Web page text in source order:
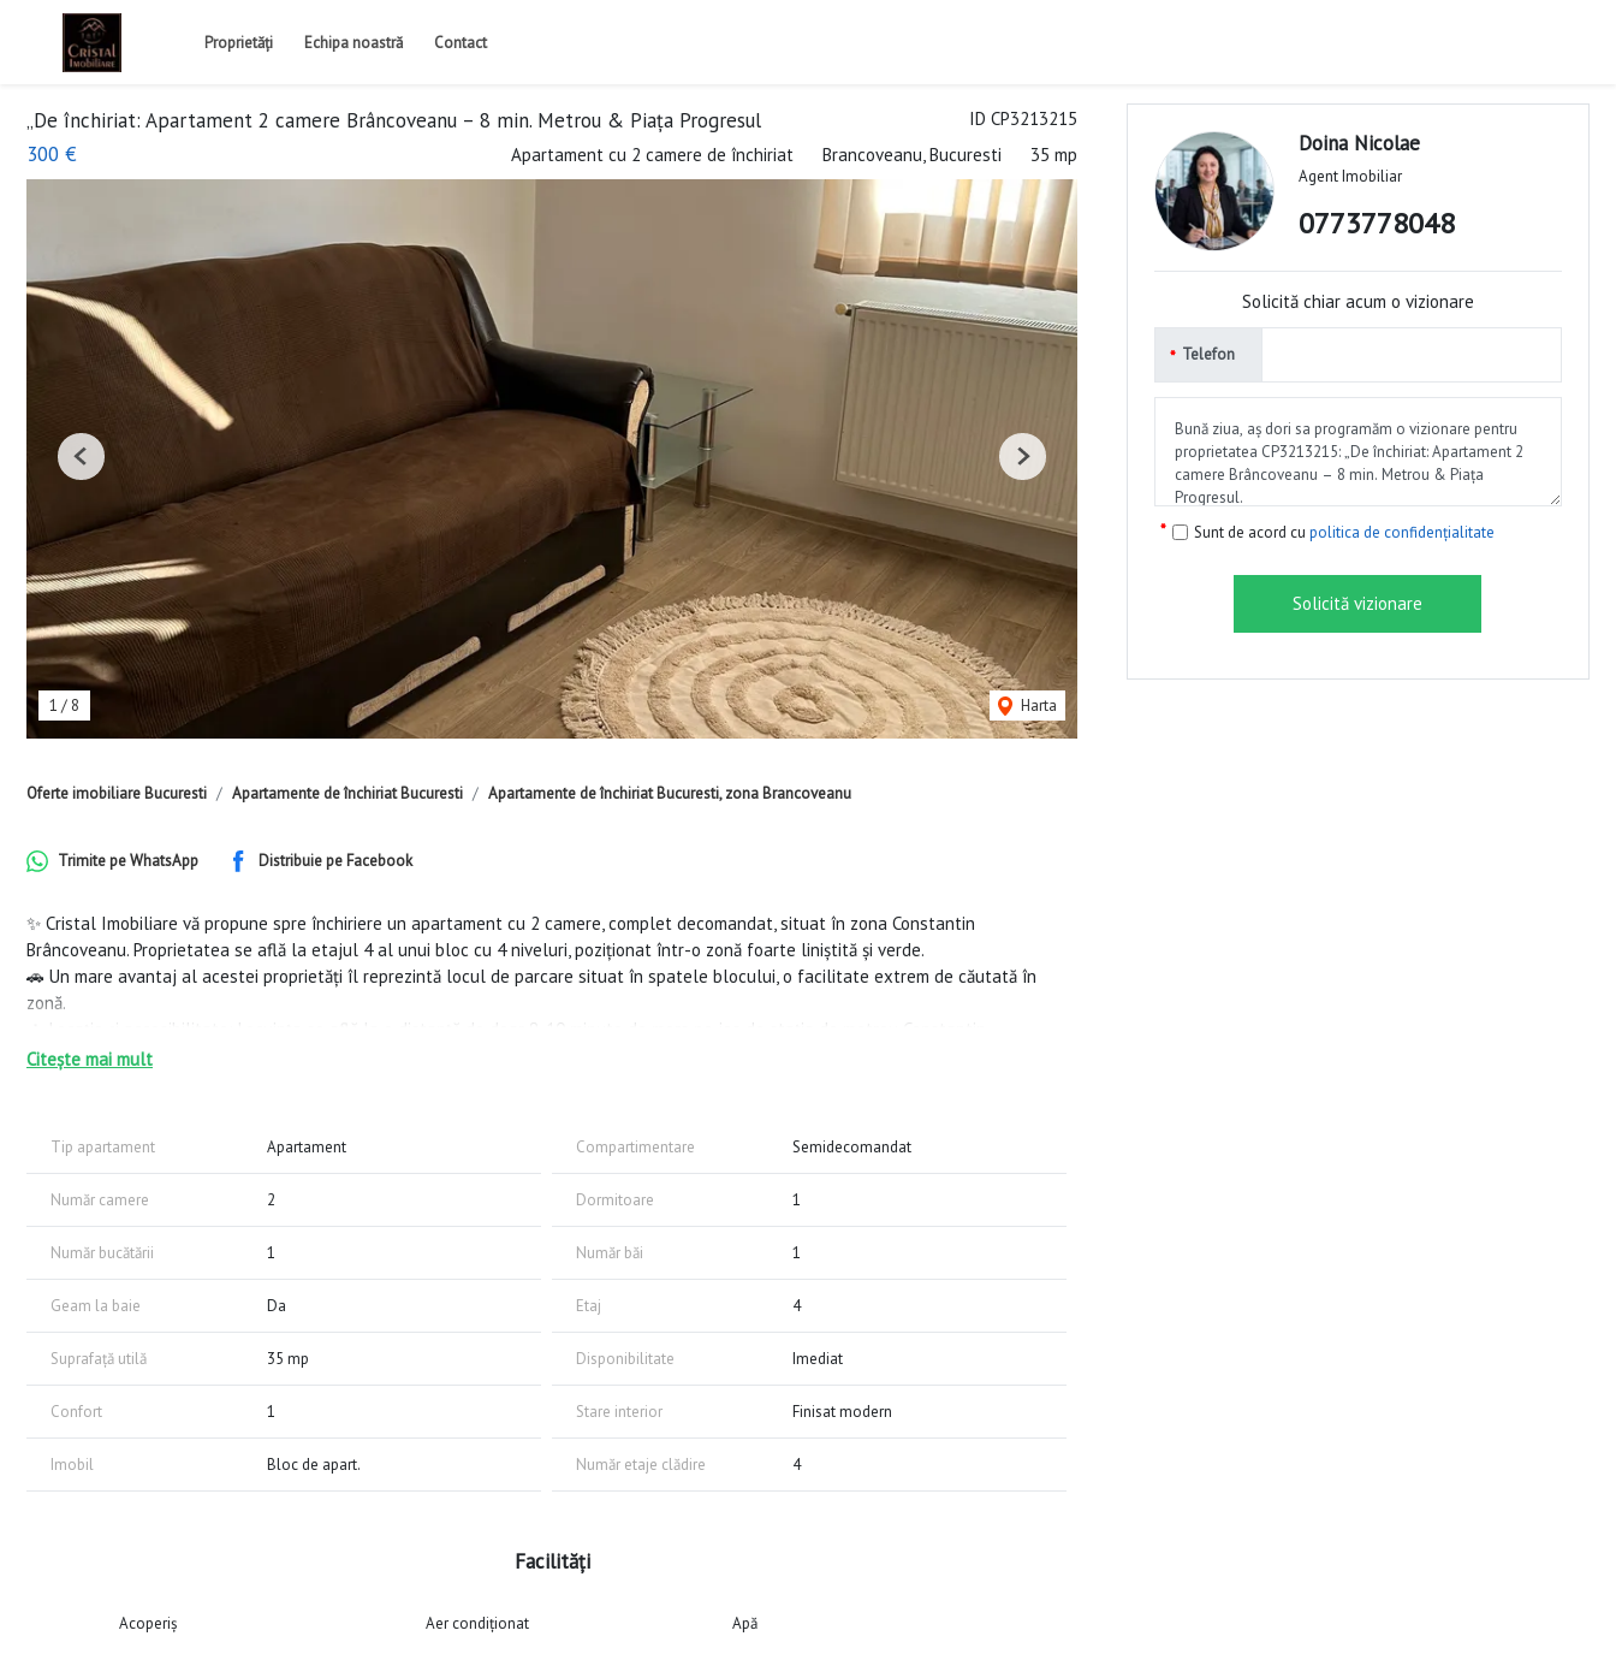
Proprietăți Echipa noastră Contact
ID CP3213215
„De închiriat: Apartament 2 camere Brâncoveanu – 8 min. Metrou & Piața Progresul
300 €
Apartament cu 2 camere de închiriat Brancoveanu, Bucuresti 35 mp
1 / 8 Harta
Previous Next
Oferte imobiliare Bucuresti Apartamente de închiriat Bucuresti Apartamente de închiriat Bucuresti, zona Brancoveanu
Trimite peWhatsApp Distribuie pe Facebook
✨ Cristal Imobiliare vă propune spre închiriere un apartament cu 2 camere, complet decomandat, situat în zona Constantin
Brâncoveanu. Proprietatea se află la etajul 4 al unui bloc cu 4 niveluri, poziționat într-o zonă foarte liniștită și verde.
🚗 Un mare avantaj al acestei proprietăți îl reprezintă locul de parcare situat în spatele blocului, o facilitate extrem de căutată în
zonă.
Brâncoveanu și de parcul Orășelul Copiilor. De asemenea, este situată foarte aproape de Piața Progresului, oferind acces rapid la
toate electrocasnicele necesare: frigider, aragaz, mașină de spălat rufe și aparat de aer condiționat.
👨‍👩‍👧 Condiții de închiriere: Se caută chiriași serioși pentru o colaborare pe termen lung.
💰 Preț și comision: 300 EUR / lună (1 lună avans + 1 lună garanție).
💼 Oferim consultanță imobiliară și suport complet pe parcursul tranzacției pentru a asigura un proces sigur și rapid.
🌐 Pentru a descoperi mai multe oferte , accesați site-ul nostru:
cristalimobiliare.ro
Citește mai mult
Tip apartament Apartament Compartimentare Semidecomandat
Număr camere 2 Dormitoare 1
Număr bucătării 1 Număr băi 1
Geam la baie Da Etaj 4
Suprafață utilă 35 mp Disponibilitate Imediat
Confort 1 Stare interior Finisat modern
Imobil Bloc de apart. Număr etaje clădire 4
Facilități
Acoperiș Aer condiționat Apă
Doina Nicolae
Agent Imobiliar
0773778048
Solicită chiar acum o vizionare
Telefon
Sunt de acord cu politica de confidențialitate
Solicită vizionare